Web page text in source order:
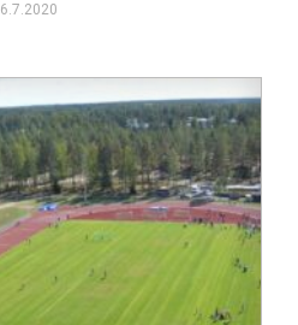
6.7.2020